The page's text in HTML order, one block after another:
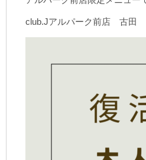
club.Jアルパーク前店 古田